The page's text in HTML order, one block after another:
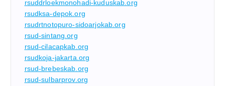
rsuddrloekmonohadi-kuduskab.org
rsudksa-depok.org
rsudrtnotopuro-sidoarjokab.org
rsud-sintang.org
rsud-cilacapkab.org
rsudkoja-jakarta.org
rsud-brebeskab.org
rsud-sulbarprov.org